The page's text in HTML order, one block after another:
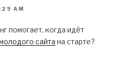
AM
помогает, когда идёт
сайта на старте?